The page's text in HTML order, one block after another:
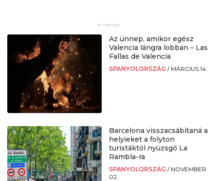
Az ünnep, amikor egész
Valencia lángra lobban – Las
Fallas de Valencia
SPANYOLORSZÁG / MÁRCIUS 14.
Barcelona visszacsábítaná a
helyieket a folyton
turistáktól nyüzsgő La
Rambla-ra
SPANYOLORSZÁG / NOVEMBER
02.